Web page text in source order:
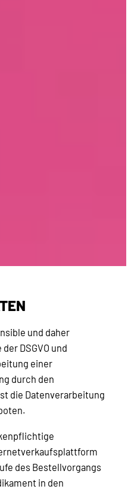
und daher
DSGVO und
einer
durch den
die Datenverarbeitung
des Bestellvorgangs
in den